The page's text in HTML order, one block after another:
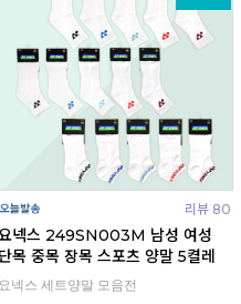
리뷰 80
넥스 249SN003M 남성 여성
단목 중목 장목 스포츠 양말 5켤레
요넥스 세트양말 모음전